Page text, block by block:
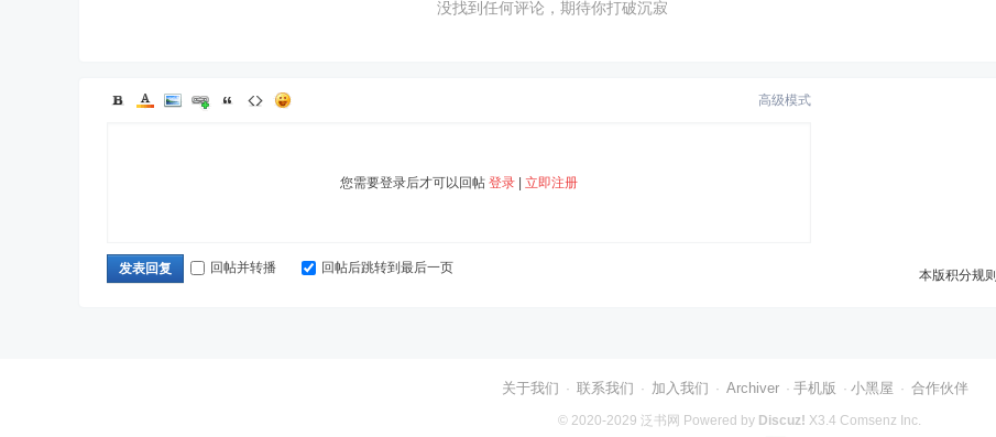
没找到任何评论，期待你打破沉寂
高级模式
您需要登录后才可以回帖 登录 立即注册
本版积分规则
发表回复 回帖并转播 回帖后跳转到最后一页
关于我们 · 联系我们 · 加入我们 · Archiver · 手机版 · 小黑屋 · 合作伙伴
© 2020-2029 泛书网 Powered by Discuz! X3.4 Comsenz Inc.